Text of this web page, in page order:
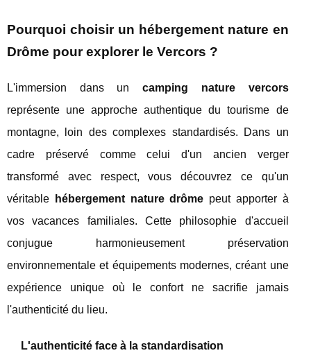
Pourquoi choisir un hébergement nature en
Drôme pour explorer le Vercors ?
L'immersion dans uncamping nature vercors
représente une approche authentique du tourisme de
montagne, loin des complexes standardisés. Dans un
cadre préservé comme celui d'un ancien verger
transformé avec respect, vous découvrez ce qu'un
véritable
hébergement nature drôme peut apporter à
vos vacances familiales. Cette philosophie d'accueil
conjugue harmonieusement préservation
environnementale et équipements modernes, créant une
expérience unique où le confort ne sacrifie jamais
l'authenticité du lieu.
L'authenticité face à la standardisation